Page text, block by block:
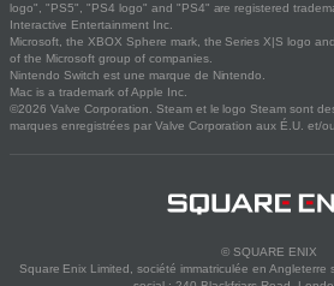
logo", "PS5", "PS4 logo" and "PS4" are registered
Interactive Entertainment Inc.
Microsoft, the XBOX Sphere mark, the Series X|S logo
of the Microsoft group of companies.
Nintendo Switch est une marque de Nintendo.
Mac is a trademark of Apple Inc.
©2026 Valve Corporation. Steam et le logo Steam sont
marques enregistrées par Valve Corporation aux É.U. et/
© SQUARE ENIX
Square Enix Limited, société immatriculée en